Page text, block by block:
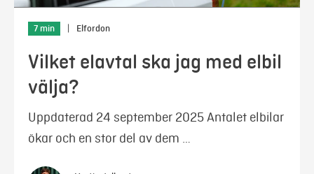
7 min Elfordon
Vilket elavtal ska jag med elbil
välja?
Uppdaterad 24 september 2025 Antalet elbilar
ökar och en stor del av dem …